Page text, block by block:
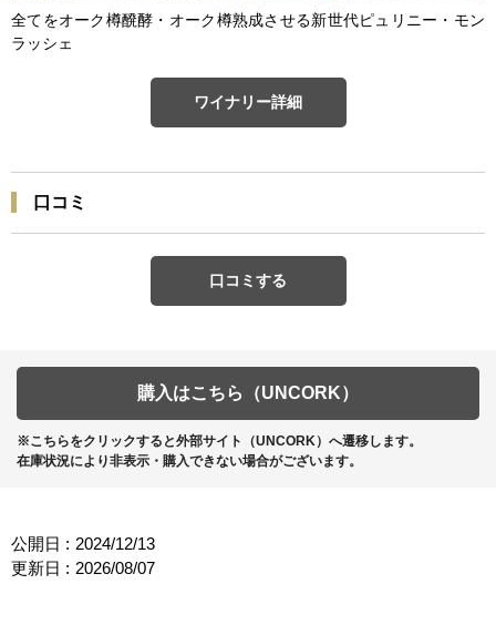
全てをオーク樽醗酵・オーク樽熟成させる新世代ピュリニー・モン
ラッシェ
ワイナリー詳細
口コミ
口コミする
購入はこちら（UNCORK）
※こちらをクリックすると外部サイト（UNCORK）へ遷移します。
在庫状況により非表示・購入できない場合がございます。
公開日 : 2024/12/13
更新日 : 2026/08/07